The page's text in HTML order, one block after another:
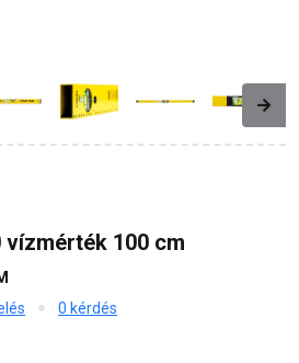
Next
vízmérték 100 cm
0 kérdés